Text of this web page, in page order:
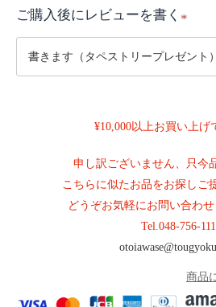
ご購入後にレビューを書く
¥10,000以上お買い上げ
申し訳ございません、只今
こちらに似たお品をお探しご
どうぞお気軽にお問い合わせ
Tel.048-756-
商品